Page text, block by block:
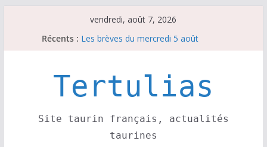
vendredi, août 7, 2026
Récents : Les brèves du mercredi 5 août
Escalafón 2026 – novilleros –
Les brèves du jeudi 6 août
Tertulias
Site taurin français, actualités
taurines